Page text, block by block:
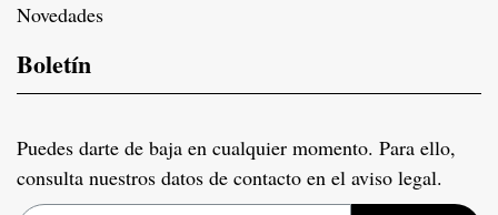
Novedades
Boletín
Puedes darte de baja en cualquier momento. Para ello,
consulta nuestros datos de contacto en el aviso legal.